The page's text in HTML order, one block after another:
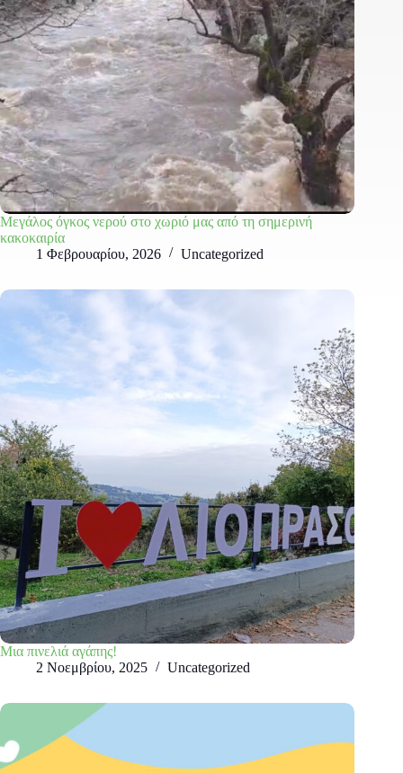
Μεγάλος όγκος νερού στο χωριό μας από τη σημερινή
κακοκαιρία
1 Φεβρουαρίου, 2026
Uncategorized
Μια πινελιά αγάπης!
2 Νοεμβρίου, 2025
Uncategorized